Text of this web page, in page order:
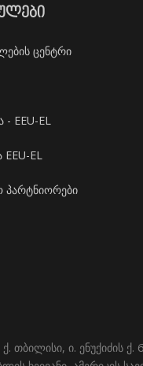
ცენტრი
- EEU-EL
EEU-EL
პარტნიორები
ქ. თბილისი, ი. ენუქიძის ქ.